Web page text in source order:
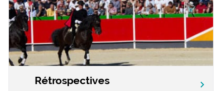
Rétrospectives chevron_right